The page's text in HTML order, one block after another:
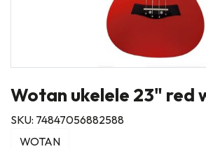
Wotan ukelele 23" red
SKU: 74847056882588
WOTAN